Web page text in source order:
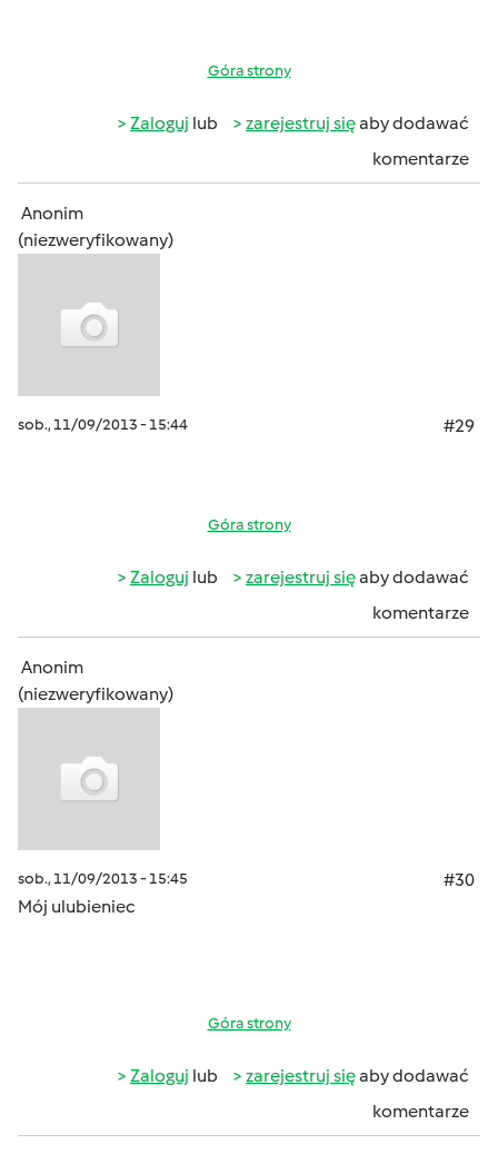
Góra strony
Zaloguj lub zarejestruj sięaby dodawać
komentarze
Anonim
(niezweryfikowany)
sob., 11/09/2013 - 15:44 #29
Góra strony
Zaloguj lub zarejestruj sięaby dodawać
komentarze
Anonim
(niezweryfikowany)
sob., 11/09/2013 - 15:45
#30
Mój ulubieniec
Góra strony
Zaloguj lub zarejestruj sięaby dodawać
komentarze